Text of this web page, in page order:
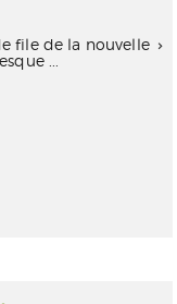
file de la nouvelle
...